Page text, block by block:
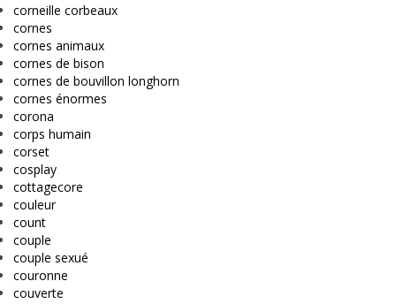
corneille corbeaux
cornes
cornes animaux
cornes de bison
cornes de bouvillon longhorn
cornes énormes
corona
corps humain
corset
cosplay
cottagecore
couleur
count
couple
couple sexué
couronne
couverte